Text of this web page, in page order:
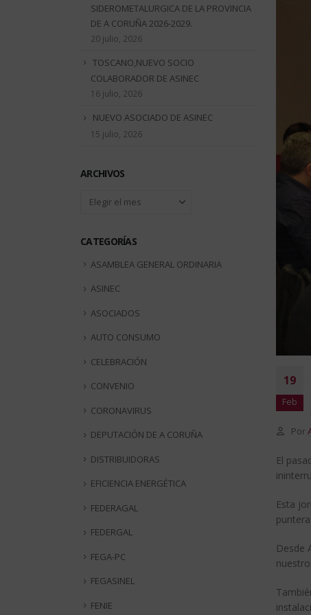
19
Feb
Por
El
Esta
Desde
SIDEROMETALURGICA DE LA PROVINCIA
DE A CORUÑA 2026-2029.
20 julio, 2026
TOSCANO,NUEVO SOCIO
COLABORADOR DE ASINEC
16 julio, 2026
NUEVO ASOCIADO DE ASINEC
15 julio, 2026
ARCHIVOS
Archivos
CATEGORÍAS
ASAMBLEA GENERAL ORDINARIA
ASINEC
ASOCIADOS
AUTO CONSUMO
CELEBRACIÓN
CONVENIO
CORONAVIRUS
DEPUTACIÓN DE A CORUÑA
DISTRIBUIDORAS
EFICIENCIA ENERGÉTICA
FEDERAGAL
FEDERGAL
FEGA-PC
FEGASINEL
FENIE